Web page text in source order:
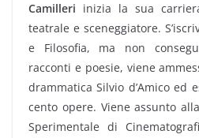
Camilleri inizia la sua
teatrale e sceneggiatore.
e Filosofia, ma non
racconti e poesie, viene
drammatica Silvio d’Amico ed
cento opere. Viene assunto alla
Sperimentale di